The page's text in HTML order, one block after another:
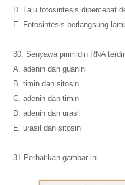
D. Laju fotosintesis dipercepat
E. Fotosintesis berlangsung
30. Senyawa pirimidin RNA
A. adenin dan guanin
B. timin dan sitosin
C. adenin dan timin
D. adenin dan urasil
E. urasil dan sitosin
31.Perhatikan gambar ini